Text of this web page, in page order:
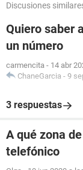
Discusiones
Quiero saber
un número
carmencita - 14 abr
ChaneGarcia - 9
3 respuestas
A qué zona
telefónico